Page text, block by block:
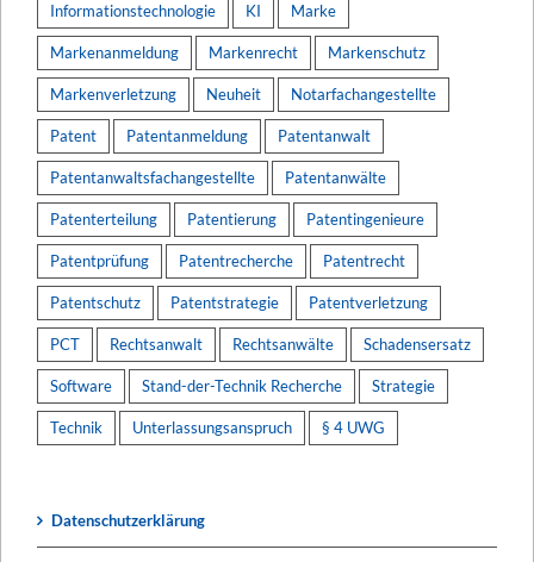
Informationstechnologie KI Marke
Markenanmeldung Markenrecht Markenschutz
Markenverletzung Neuheit Notarfachangestellte
Patent Patentanmeldung Patentanwalt
Patentanwaltsfachangestellte Patentanwälte
Patenterteilung Patentierung Patentingenieure
Patentprüfung Patentrecherche Patentrecht
Patentschutz Patentstrategie Patentverletzung
PCT Rechtsanwalt Rechtsanwälte Schadensersatz
Software Stand-der-Technik Recherche Strategie
Technik Unterlassungsanspruch § 4 UWG
Datenschutzerklärung